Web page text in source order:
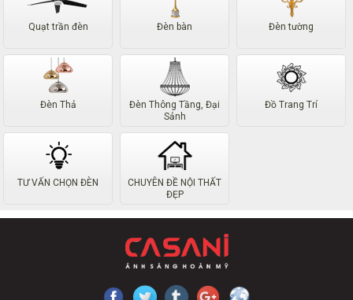
Quạt trần đèn Đèn bàn Đèn tường
Đèn Thả
Đèn Thông Tầng, Đại
Sảnh
Đồ Trang Trí
TƯ VẤN CHỌN ĐÈN
CHUYÊN ĐỀ NỘI THẤT
ĐẸP